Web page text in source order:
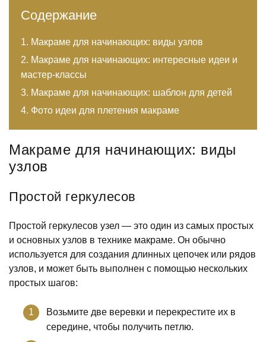
Содержание
Макраме для начинающих: виды узлов
Макраме для начинающих: интересные идеи и
мастер-классы
Макраме для начинающих: шаблон для детей
Фото идеи для плетения макраме
Макраме для начинающих: виды
узлов
Простой геркулесов
Простой геркулесов узел — это один из самых простых
и основных узлов в технике макраме. Он обычно
используется для создания длинных цепочек или рядов
узлов, и может быть выполнен с помощью нескольких
простых шагов:
Возьмите две веревки и перекрестите их в
середине, чтобы получить петлю.